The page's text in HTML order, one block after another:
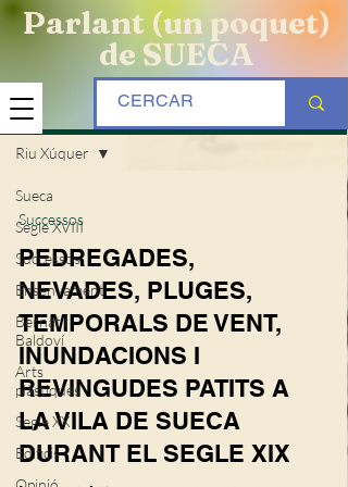
Parlant (un poquet)
de SUECA
BLOG
Sueca
Segle XVIII
Successos
Ensenyament
Bernat i
Baldoví
Arts
plàstiques
Segle XX
Edificis
Riu Xúquer
Successos
PEDREGADES,
NEVADES, PLUGES,
TEMPORALS DE VENT,
INUNDACIONS I
REVINGUDES PATITS A
LA VILA DE SUECA
DURANT EL SEGLE XIX